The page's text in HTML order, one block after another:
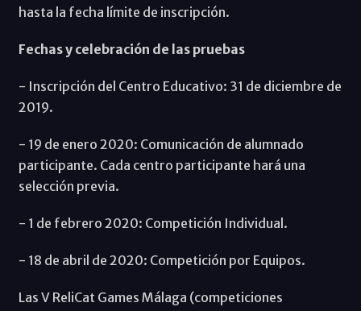
hasta la fecha límite de inscripción.
Fechas y celebración de las pruebas
- Inscripción del Centro Educativo: 31 de diciembre de
2019.
- 19 de enero 2020: Comunicación de alumnado
participante. Cada centro participante hará una
selección previa.
- 1 de febrero 2020: Competición Individual.
- 18 de abril de 2020: Competición por Equipos.
Las V ReliCat Games Málaga (competiciones